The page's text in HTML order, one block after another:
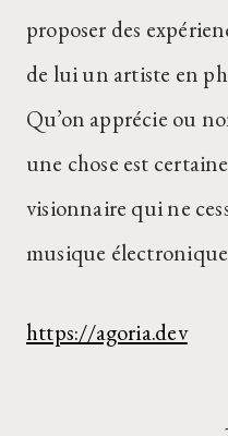
proposer des
de lui un artiste en
Qu’on apprécie ou
une chose est
visionnaire qui ne
musique
https://agoria.dev